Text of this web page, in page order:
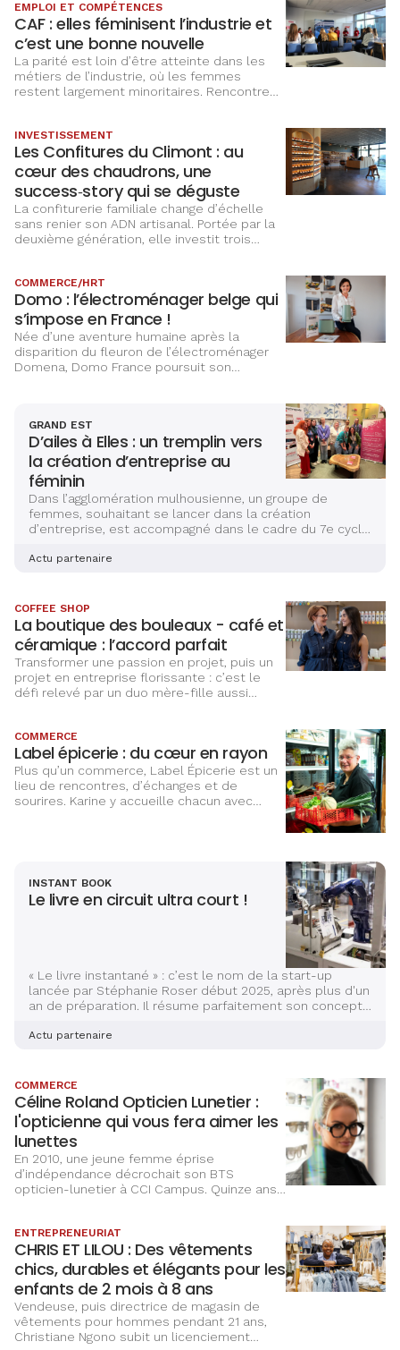
EMPLOI ET COMPÉTENCES
CAF : elles féminisent l’industrie et
c’est une bonne nouvelle
La parité est loin d’être atteinte dans les
métiers de l’industrie, où les femmes
restent largement minoritaires. Rencontre
INVESTISSEMENT
Les Confitures du Climont : au
cœur des chaudrons, une
success‑story qui se déguste
La confiturerie familiale change d’échelle
sans renier son ADN artisanal. Portée par la
deuxième génération, elle investit trois
client et valorisation du patrimoine, pour
inscrire son développement dans la durée
et renforcer son ancrage territorial.
COMMERCE/HRT
Domo : l’électroménager belge qui
s’impose en France !
Née d’une aventure humaine après la
disparition du fleuron de l’électroménager
Domena, Domo France poursuit son
valeurs d’une entreprise familiale.
GRAND EST
D’ailes à Elles : un tremplin vers
la création d’entreprise au
féminin
Dans l’agglomération mulhousienne, un groupe de
femmes, souhaitant se lancer dans la création
d’entreprise, est accompagné dans le cadre du 7e cycle
d’acteurs économiques, visant à promouvoir
Actu partenaire
COFFEE SHOP
La boutique des bouleaux - café et
céramique : l’accord parfait
Transformer une passion en projet, puis un
projet en entreprise florissante : c’est le
défi relevé par un duo mère-fille aussi
entrepreneuriat féminin sensible, engagé et
profondément humain.
COMMERCE
Label épicerie : du cœur en rayon
Plus qu’un commerce, Label Épicerie est un
lieu de rencontres, d’échanges et de
sourires. Karine y accueille chacun avec
INSTANT BOOK
Le livre en circuit ultra court !
« Le livre instantané » : c’est le nom de la start-up
lancée par Stéphanie Roser début 2025, après plus d'un
an de préparation. Il résume parfaitement son concept
en librairie.
Actu partenaire
COMMERCE
Céline Roland Opticien Lunetier :
l'opticienne qui vous fera aimer les
lunettes
En 2010, une jeune femme éprise
d’indépendance décrochait son BTS
opticien-lunetier à CCI Campus. Quinze ans
physiques, une e-boutique en pleine
expansion, 35 salariés et un chiffre d’affaires
de 7,5 millions d’euros en 2024. La bonne
nouvelle ? Son ascension ne fait que
commencer.
ENTREPRENEURIAT
CHRIS ET LILOU : Des vêtements
chics, durables et élégants pour les
enfants de 2 mois à 8 ans
Vendeuse, puis directrice de magasin de
vêtements pour hommes pendant 21 ans,
Christiane Ngono subit un licenciement